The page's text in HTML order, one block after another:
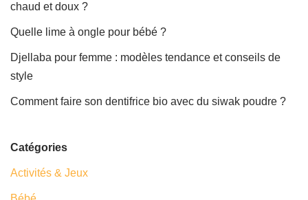
chaud et doux ?
Quelle lime à ongle pour bébé ?
Djellaba pour femme : modèles tendance et conseils de
style
Comment faire son dentifrice bio avec du siwak poudre ?
Catégories
Activités & Jeux